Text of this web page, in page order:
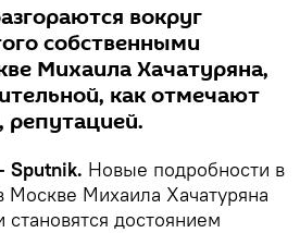
вокруг
собственными
Михаила Хачатуряна,
как отмечают
репутацией.
Новые подробности в
Москве Михаила Хачатуряна
достоянием